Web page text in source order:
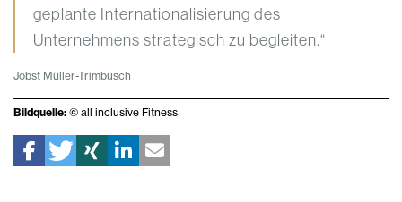
geplante Internationalisierung des
Unternehmens strategisch zu begleiten.“
Jobst Müller-Trimbusch
Bildquelle: © all inclusive Fitness